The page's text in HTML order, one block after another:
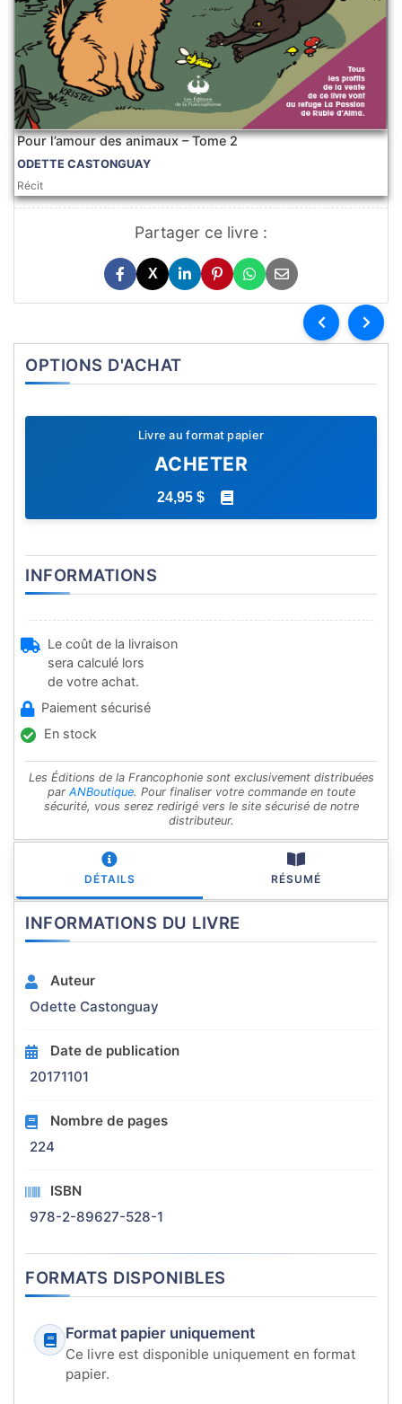
Pour l’amour des animaux – Tome 2
ODETTE CASTONGUAY
Récit
Partager ce livre :
X
OPTIONS D'ACHAT
Livre au format papier
ACHETER
24,95 $
INFORMATIONS
Le coût de la livraison
sera calculé lors
de votre achat.
Paiement sécurisé
En stock
Les Éditions de la Francophonie sont exclusivement distribuées
par ANBoutique. Pour finaliser votre commande en toute
sécurité, vous serez redirigé vers le site sécurisé de notre
distributeur.
DÉTAILS RÉSUMÉ
INFORMATIONS DU LIVRE
Auteur
Odette Castonguay
Date de publication
20171101
Nombre de pages
224
ISBN
978-2-89627-528-1
FORMATS DISPONIBLES
Format papier uniquement
Ce livre est disponible uniquement en format
papier.